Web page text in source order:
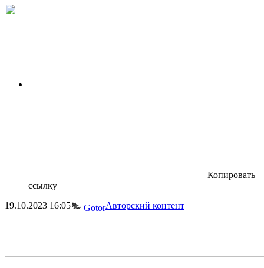
Копировать
ссылку
19.10.2023 16:05 GotorАвторский контент